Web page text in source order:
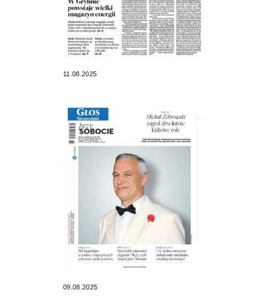
11.08.2025
09.08.2025